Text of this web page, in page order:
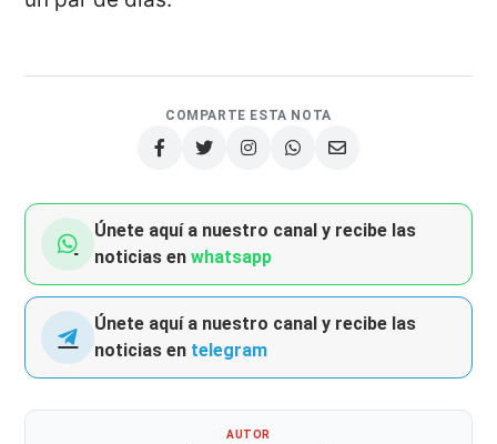
COMPARTE ESTA NOTA
Únete aquí a nuestro canal y recibe las
noticias enwhatsapp
Únete aquí a nuestro canal y recibe las
noticias en telegram
AUTOR